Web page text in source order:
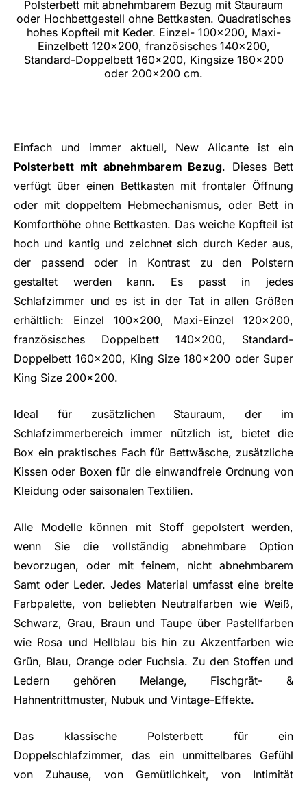
Polsterbett mit abnehmbarem Bezug mit Stauraum
oder Hochbettgestell ohne Bettkasten. Quadratisches
hohes Kopfteil mit Keder. Einzel- 100x200, Maxi-
Einzelbett 120x200, französisches 140x200,
Standard-Doppelbett 160x200, Kingsize 180x200
oder 200x200 cm.
Einfach und immer aktuell, New Alicante ist ein
Polsterbett mit abnehmbarem Bezug. Dieses Bett
verfügt über einen Bettkasten mit frontaler Öffnung
oder mit doppeltem Hebmechanismus, oder Bett in
Komforthöhe ohne Bettkasten. Das weiche Kopfteil ist
hoch und kantig und zeichnet sich durch Keder aus,
der passend oder in Kontrast zu den Polstern
gestaltet werden kann. Es passt in jedes
Schlafzimmer und es ist in der Tat in allen Größen
erhältlich: Einzel 100x200, Maxi-Einzel 120x200,
französisches Doppelbett 140x200, Standard-
Doppelbett 160x200, King Size 180x200 oder Super
King Size 200x200.
Ideal für zusätzlichen Stauraum, der im
Schlafzimmerbereich immer nützlich ist, bietet die
Box ein praktisches Fach für Bettwäsche, zusätzliche
Kissen oder Boxen für die einwandfreie Ordnung von
Kleidung oder saisonalen Textilien.
Alle Modelle können mit Stoff gepolstert werden,
wenn Sie die vollständig abnehmbare Option
bevorzugen, oder mit feinem, nicht abnehmbarem
Samt oder Leder. Jedes Material umfasst eine breite
Farbpalette, von beliebten Neutralfarben wie Weiß,
Schwarz, Grau, Braun und Taupe über Pastellfarben
wie Rosa und Hellblau bis hin zu Akzentfarben wie
Grün, Blau, Orange oder Fuchsia. Zu den Stoffen und
Ledern gehören Melange, Fischgrät- &
Hahnentrittmuster, Nubuk und Vintage-Effekte.
Das klassische Polsterbett für ein
Doppelschlafzimmer, das ein unmittelbares Gefühl
von Zuhause, von Gemütlichkeit, von Intimität